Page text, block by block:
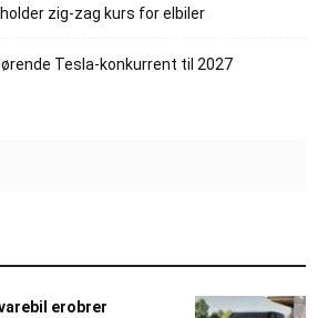
zig-zag kurs for elbiler
Tesla-konkurrent til 2027
erobrer